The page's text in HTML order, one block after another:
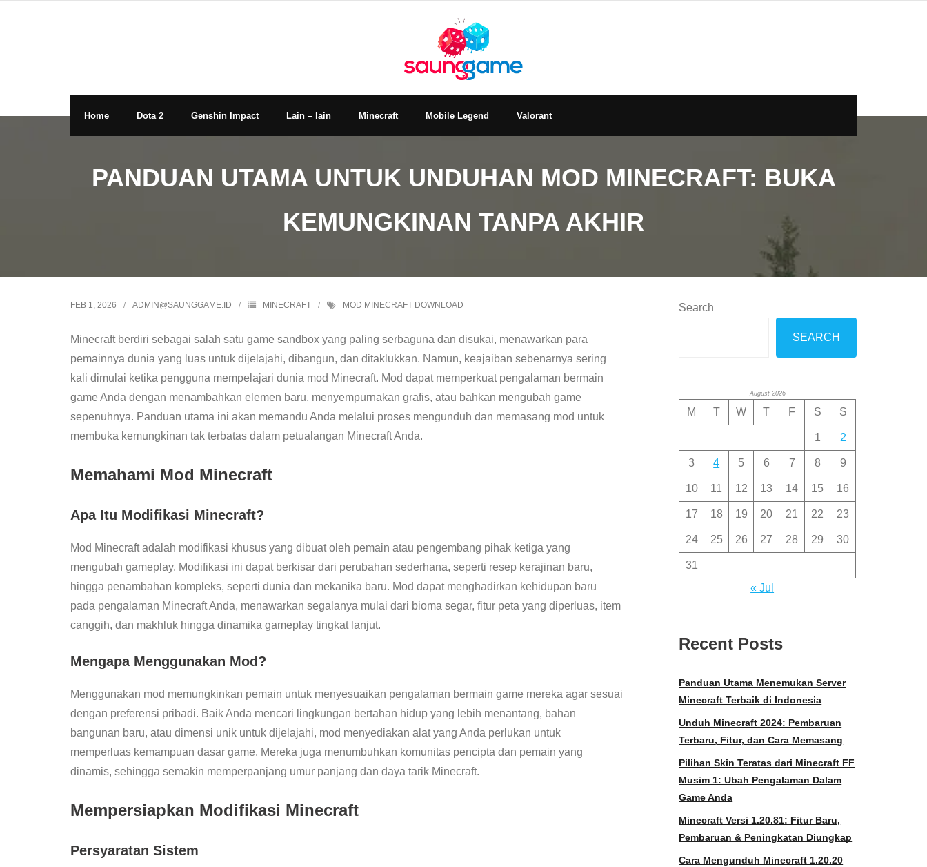
Home Dota 2 Genshin Impact Lain – lain Minecraft Mobile Legend Valorant
PANDUAN UTAMA UNTUK UNDUHAN MOD MINECRAFT: BUKA
KEMUNGKINAN TANPA AKHIR
FEB 1, 2026 ADMIN@SAUNGGAME.ID MINECRAFT MOD MINECRAFT DOWNLOAD
Minecraft berdiri sebagai salah satu game sandbox yang paling serbaguna dan disukai, menawarkan para
pemainnya dunia yang luas untuk dijelajahi, dibangun, dan ditaklukkan. Namun, keajaiban sebenarnya sering
kali dimulai ketika pengguna mempelajari dunia mod Minecraft. Mod dapat memperkuat pengalaman bermain
game Anda dengan menambahkan elemen baru, menyempurnakan grafis, atau bahkan mengubah game
sepenuhnya. Panduan utama ini akan memandu Anda melalui proses mengunduh dan memasang mod untuk
membuka kemungkinan tak terbatas dalam petualangan Minecraft Anda.
Memahami Mod Minecraft
Apa Itu Modifikasi Minecraft?
Mod Minecraft adalah modifikasi khusus yang dibuat oleh pemain atau pengembang pihak ketiga yang
mengubah gameplay. Modifikasi ini dapat berkisar dari perubahan sederhana, seperti resep kerajinan baru,
hingga penambahan kompleks, seperti dunia dan mekanika baru. Mod dapat menghadirkan kehidupan baru
pada pengalaman Minecraft Anda, menawarkan segalanya mulai dari bioma segar, fitur peta yang diperluas, item
canggih, dan makhluk hingga dinamika gameplay tingkat lanjut.
Mengapa Menggunakan Mod?
Menggunakan mod memungkinkan pemain untuk menyesuaikan pengalaman bermain game mereka agar sesuai
dengan preferensi pribadi. Baik Anda mencari lingkungan bertahan hidup yang lebih menantang, bahan
bangunan baru, atau dimensi unik untuk dijelajahi, mod menyediakan alat yang Anda perlukan untuk
memperluas kemampuan dasar game. Mereka juga menumbuhkan komunitas pencipta dan pemain yang
dinamis, sehingga semakin memperpanjang umur panjang dan daya tarik Minecraft.
Mempersiapkan Modifikasi Minecraft
Persyaratan Sistem
Search
SEARCH
August 2026
M T W T F S S
1 2
3 4 5 6 7 8 9
10 11 12 13 14 15 16
17 18 19 20 21 22 23
24 25 26 27 28 29 30
31
« Jul
Recent Posts
Panduan Utama Menemukan Server
Minecraft Terbaik di Indonesia
Unduh Minecraft 2024: Pembaruan
Terbaru, Fitur, dan Cara Memasang
Pilihan Skin Teratas dari Minecraft FF
Musim 1: Ubah Pengalaman Dalam
Game Anda
Minecraft Versi 1.20.81: Fitur Baru,
Pembaruan & Peningkatan Diungkap
Cara Mengunduh Minecraft 1.20.20